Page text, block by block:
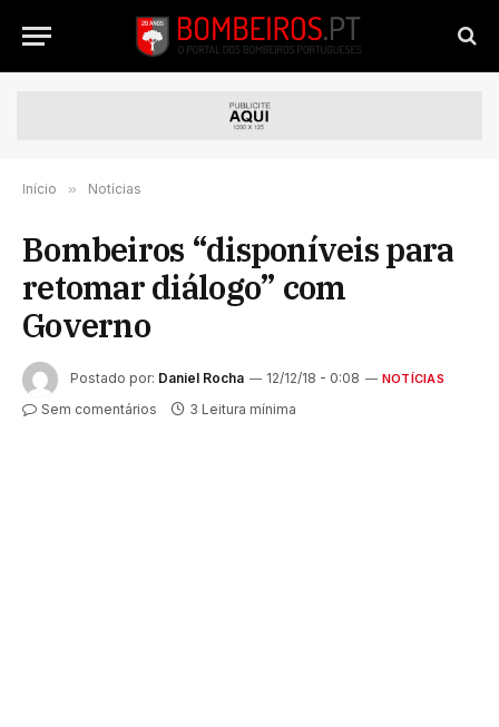
Início » Notícias
Bombeiros “disponíveis para
retomar diálogo” com
Governo
Postado por: Daniel Rocha 12/12/18 - 0:08 NOTÍCIAS
Sem comentários 3 Leitura mínima